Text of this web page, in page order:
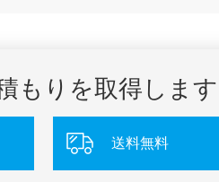
もりを取得します
送料無料